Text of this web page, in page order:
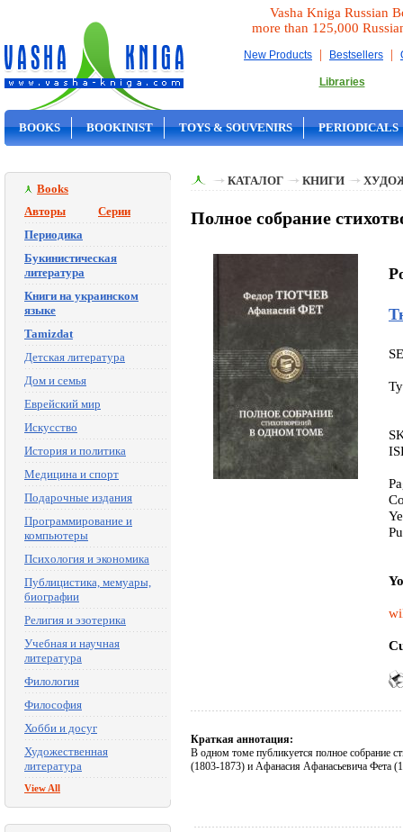
Vasha Kniga Russian
more than 125,000
New Products | Bestsellers |
Libraries
BOOKS BOOKINIST TOYS & SOUVENIRS PERIODICALS
Books
Авторы
Серии
Периодика
Букинистическая
литература
Книги на украинском
языке
Tamizdat
Детская литература
Дом и семья
Еврейский мир
Искусство
История и политика
Медицина и спорт
Подарочные издания
Программирование и
компьютеры
Психология и экономика
Публицистика, мемуары,
биографии
Религия и эзотерика
Учебная и научная
литература
Филология
Философия
Хобби и досуг
Художественная
литература
View All
КАТАЛОГ КНИГИ
Полное собрание
Краткая аннотация:
В одном томе публикуется полное собрание
(1803-1873) и Афанасия Афанасьевича Фета